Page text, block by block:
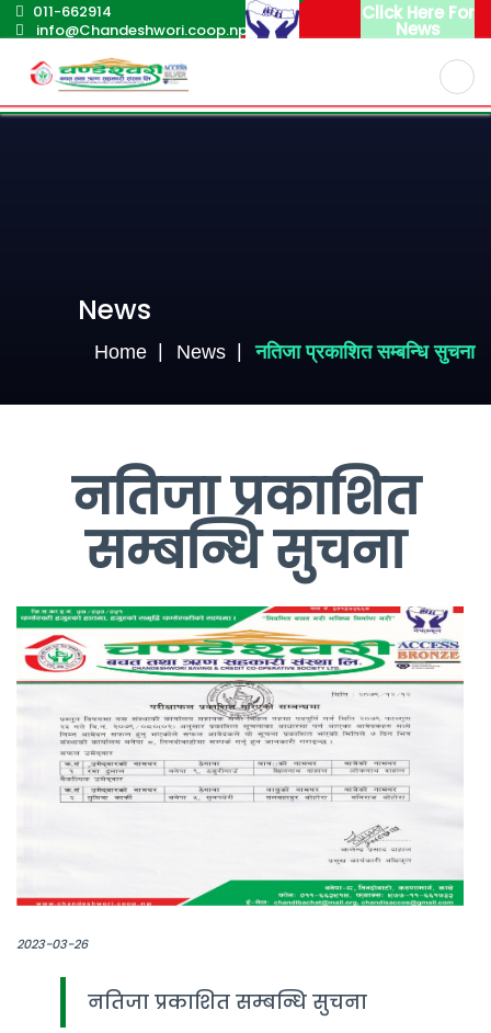
011-662914
info@Chandeshwori.coop.np
Click Here For
News
Nepali
News
Home News नतिजा प्रकाशित सम्बन्धि सुचना
नतिजा प्रकाशित
सम्बन्धि सुचना
2023-03-26
नतिजा प्रकाशित सम्बन्धि सुचना